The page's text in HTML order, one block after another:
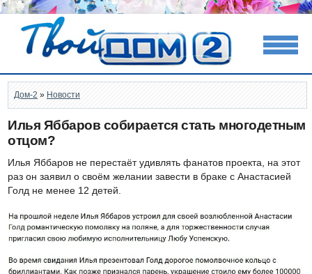
Дом-2 » Новости
Илья Яббаров собирается стать многодетным
отцом?
Илья Яббаров не перестаёт удивлять фанатов проекта, на этот
раз он заявил о своём желании завести в браке с Анастасией
Голд не менее 12 детей.